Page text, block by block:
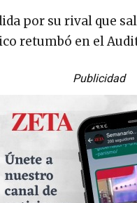
por su rival que
retumbó en el
Publicidad